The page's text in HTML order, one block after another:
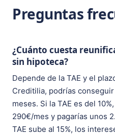
Preguntas
¿Cuánto cuesta
sin hipoteca?
Depende de la TAE y el
Creditilia, podrías
meses. Si la TAE es del
290€/mes y pagarías unos
TAE sube al 15%, los